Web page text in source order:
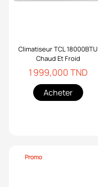
Climatiseur TCL 18000BTU
Chaud Et Froid
1 999,000 TND
Acheter
Promo